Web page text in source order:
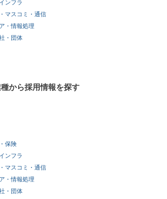
ンフラ
マスコミ・通信
・情報処理
・団体
から採用情報を探す
保険
ンフラ
マスコミ・通信
・情報処理
・団体